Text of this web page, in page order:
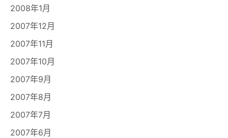
2008年1月
2007年12月
2007年11月
2007年10月
2007年9月
2007年8月
2007年7月
2007年6月